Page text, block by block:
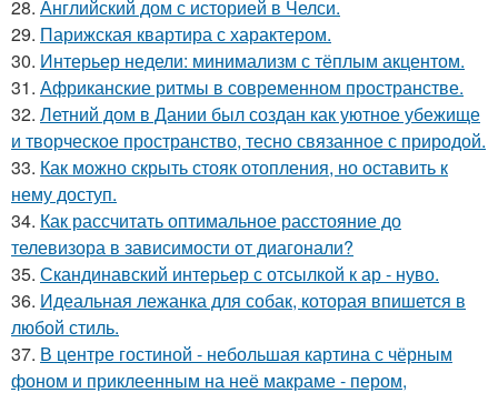
28. Английский дом с историей в Челси.
29. Парижская квартира с характером.
30. Интерьер недели: минимализм с тёплым акцентом.
31. Африканские ритмы в современном пространстве.
32. Летний дом в Дании был создан как уютное убежище
и творческое пространство, тесно связанное с природой.
33. Как можно скрыть стояк отопления, но оставить к
нему доступ.
34. Как рассчитать оптимальное расстояние до
телевизора в зависимости от диагонали?
35. Скандинавский интерьер с отсылкой к ар - нуво.
36. Идеальная лежанка для собак, которая впишется в
любой стиль.
37. В центре гостиной - небольшая картина с чёрным
фоном и приклеенным на неё макраме - пером,